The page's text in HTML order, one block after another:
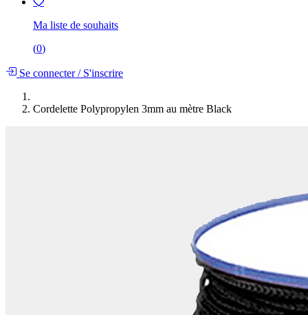
Ma liste de souhaits
(0)
Se connecter/S'inscrire
Cordelette Polypropylen 3mm au mètre Black